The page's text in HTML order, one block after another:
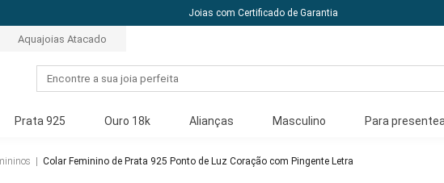
10% off com o cupom: PRIMEIRACOMPRA
Aquajoias Atacado
Prata 925 Ouro 18k Alianças Masculino Para
| Colar Feminino de Prata 925 Ponto de Luz Coração com Pingente Letra